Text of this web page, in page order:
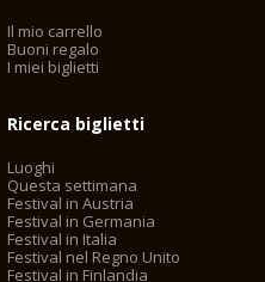
Il mio carrello
Buoni regalo
I miei biglietti
Ricerca biglietti
Luoghi
Questa settimana
Festival in Austria
Festival in Germania
Festival in Italia
Festival nel Regno Unito
Festival in Finlandia